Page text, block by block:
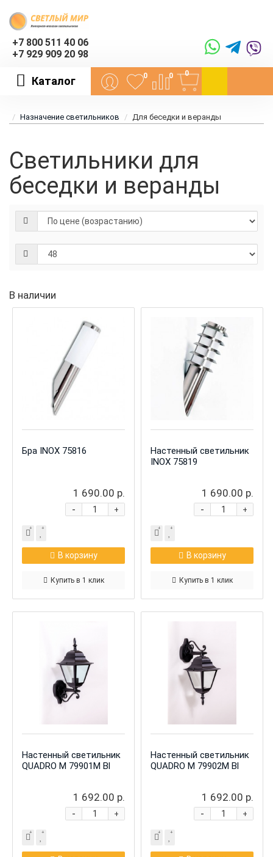
+7 800 511 40 06
+7 929 909 20 98
Каталог 0 0 0
Назначение светильников Для беседки и веранды
Светильники для
беседки и веранды
В наличии
Бра INOX 75816
1 690.00 р.
+
-
В корзину
Купить в 1 клик
Настенный светильник
INOX 75819
1 690.00 р.
+
-
В корзину
Купить в 1 клик
Настенный светильник
QUADRO M 79901М Bl
1 692.00 р.
+
-
Настенный светильник
QUADRO M 79902М Bl
1 692.00 р.
+
-